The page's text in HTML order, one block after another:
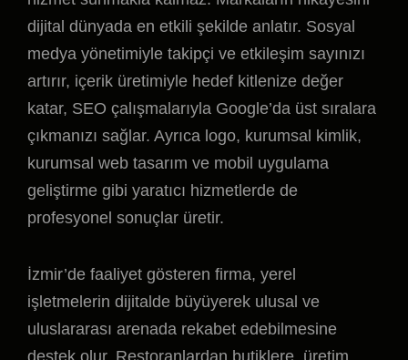
dijital dünyada en etkili şekilde anlatır. Sosyal
medya yönetimiyle takipçi ve etkileşim sayınızı
artırır, içerik üretimiyle hedef kitlenize değer
katar, SEO çalışmalarıyla Google’da üst sıralara
çıkmanızı sağlar. Ayrıca logo, kurumsal kimlik,
kurumsal web tasarım ve mobil uygulama
geliştirme gibi yaratıcı hizmetlerde de
profesyonel sonuçlar üretir.
İzmir’de faaliyet gösteren firma, yerel
işletmelerin dijitalde büyüyerek ulusal ve
uluslararası arenada rekabet edebilmesine